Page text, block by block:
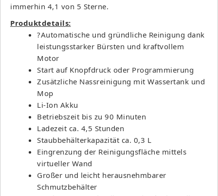
immerhin 4,1 von 5 Sterne.
Produktdetails:
?Automatische und gründliche Reinigung dank
leistungsstarker Bürsten und kraftvollem
Motor
Start auf Knopfdruck oder Programmierung
Zusätzliche Nassreinigung mit Wassertank und
Mop
Li-Ion Akku
Betriebszeit bis zu 90 Minuten
Ladezeit ca. 4,5 Stunden
Staubbehälterkapazität ca. 0,3 L
Eingrenzung der Reinigungsfläche mittels
virtueller Wand
Großer und leicht herausnehmbarer
Schmutzbehälter